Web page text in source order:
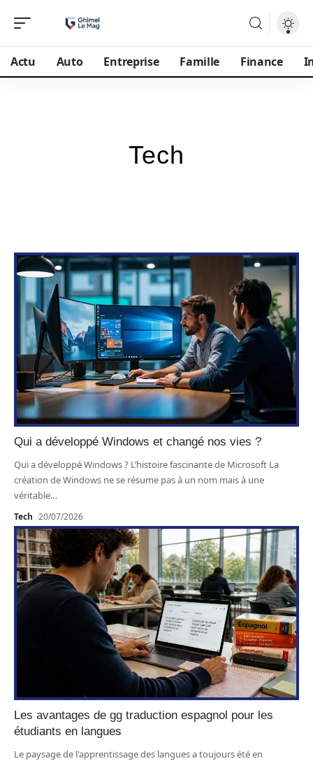
Actu Auto Entreprise Famille Finance
Tech
Qui a développé Windows et changé nos vies ?
Qui a développé Windows ? L’histoire fascinante de Microsoft La
création de Windows ne se résume pas à un nom mais à une
véritable…
Tech 20/07/2026
Les avantages de gg traduction espagnol pour les
étudiants en langues
Le paysage de l'apprentissage des langues a toujours été en